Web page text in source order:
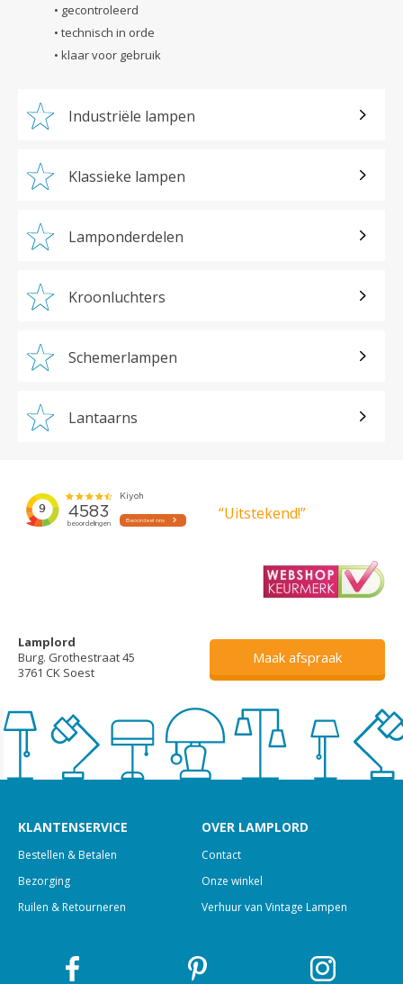
• gecontroleerd
• technisch in orde
• klaar voor gebruik
Industriële lampen
Klassieke lampen
Lamponderdelen
Kroonluchters
Schemerlampen
Lantaarns
“Uitstekend!”
Lamplord
Burg. Grothestraat 45
3761 CK Soest
Maak afspraak
KLANTENSERVICE
Bestellen & Betalen
Bezorging
Ruilen & Retourneren
OVER LAMPLORD
Contact
Onze winkel
Verhuur van Vintage Lampen